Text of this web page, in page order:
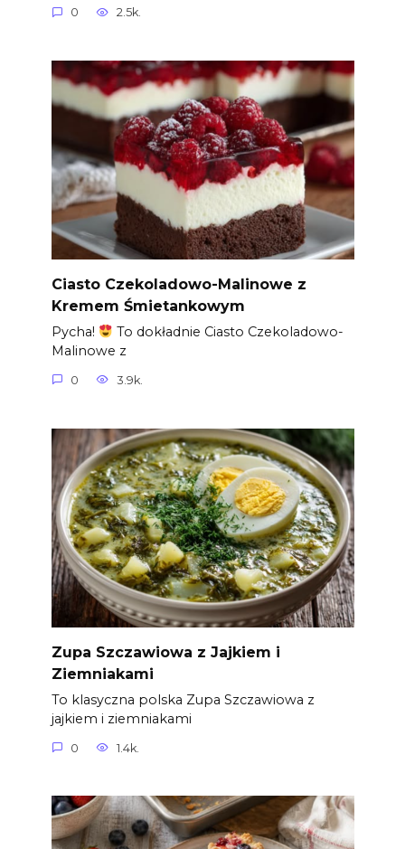
0 2.5k.
Ciasto Czekoladowo-Malinowe z
Kremem Śmietankowym
Pycha!
To dokładnie Ciasto Czekoladowo-
Malinowe z
0 3.9k.
Zupa Szczawiowa z Jajkiem i
Ziemniakami
To klasyczna polska Zupa Szczawiowa z
jajkiem i ziemniakami
0 1.4k.